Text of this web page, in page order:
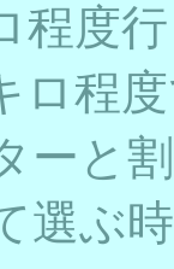
程度
ロ程
ーと
選ぶ